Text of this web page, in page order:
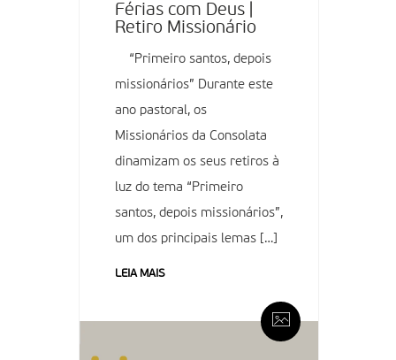
Férias com Deus |
Retiro Missionário
“Primeiro santos, depois
missionários” Durante este
ano pastoral, os
Missionários da Consolata
dinamizam os seus retiros à
luz do tema “Primeiro
santos, depois missionários”,
um dos principais lemas […]
LEIA MAIS